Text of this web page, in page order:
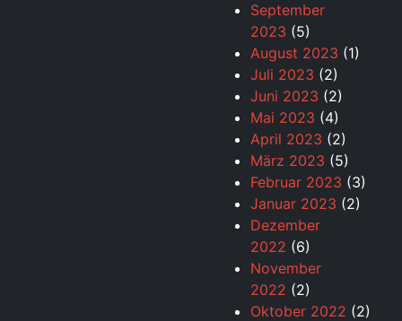
September
2023 (5)
August 2023 (1)
Juli 2023 (2)
Juni 2023 (2)
Mai 2023 (4)
April 2023 (2)
März 2023 (5)
Februar 2023 (3)
Januar 2023 (2)
Dezember
2022 (6)
November
2022 (2)
Oktober 2022 (2)